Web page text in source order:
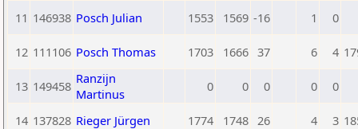
11 146938 Posch Julian 1553 1569 -16 1 0
12 111106 Posch Thomas 1703 1666 37 6 4
13 149458 Ranzijn
Martinus
0 0 0 0 0
14 137828 Rieger Jürgen 1774 1748 26 4 3